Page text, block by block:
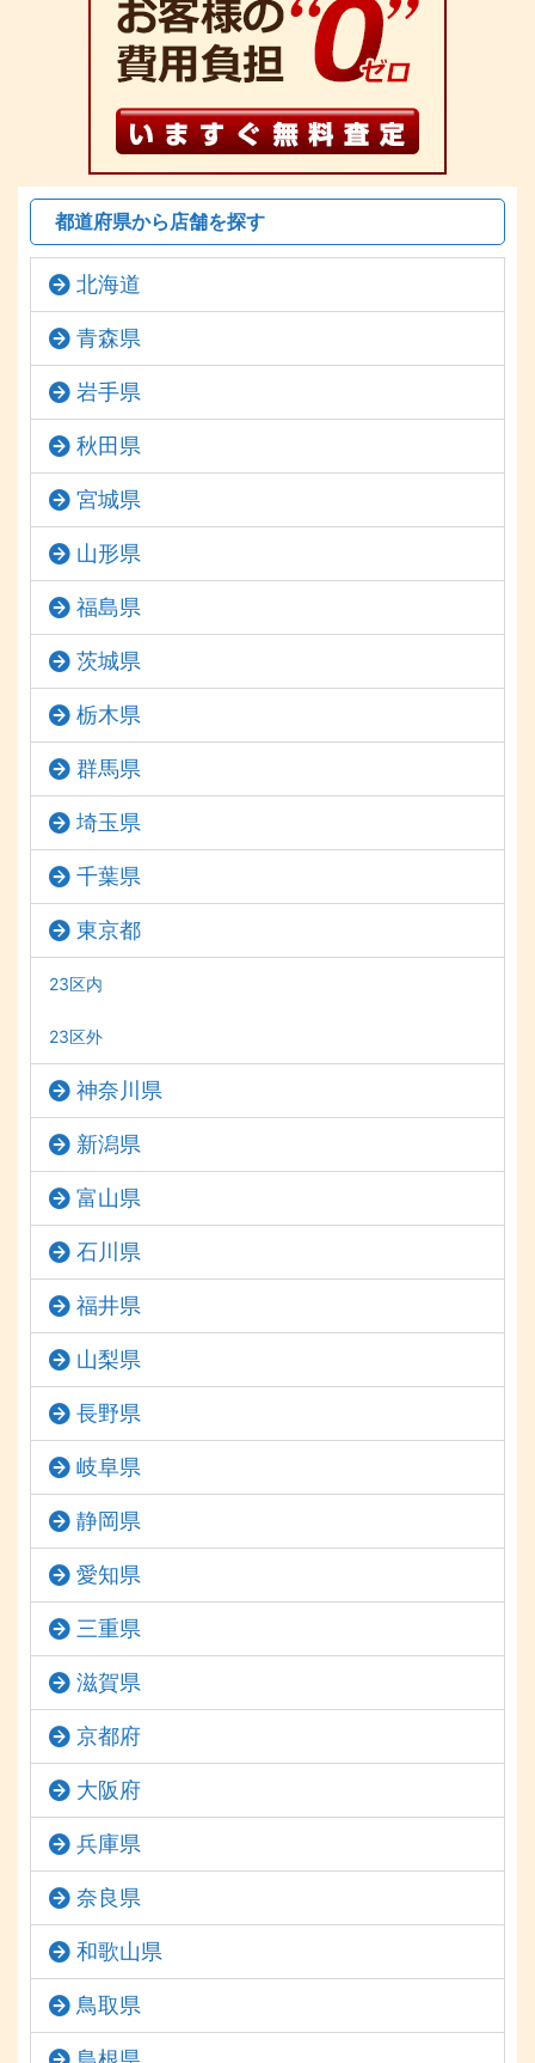
都道府県から店舗を探す
北海道
青森県
岩手県
秋田県
宮城県
山形県
福島県
茨城県
栃木県
群馬県
埼玉県
千葉県
東京都
23区内
23区外
神奈川県
新潟県
富山県
石川県
福井県
山梨県
長野県
岐阜県
静岡県
愛知県
三重県
滋賀県
京都府
大阪府
兵庫県
奈良県
和歌山県
鳥取県